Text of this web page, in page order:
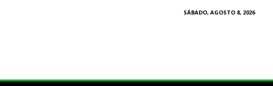
SÁBADO, AGOSTO 8, 2026